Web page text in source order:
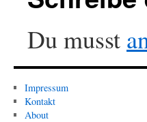
Du musst
Impressum
Kontakt
About